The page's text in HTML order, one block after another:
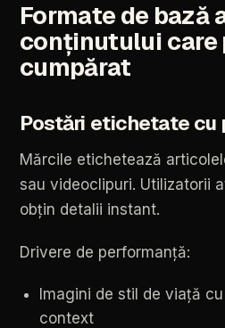
Formatede bază
conținutului care
cumpărat
Postări etichetate cu
Mărcile etichetează
sau videoclipuri. Utilizatorii
obțin detalii instant.
Drivere de performanță:
Imagini de stil de viață cu
context